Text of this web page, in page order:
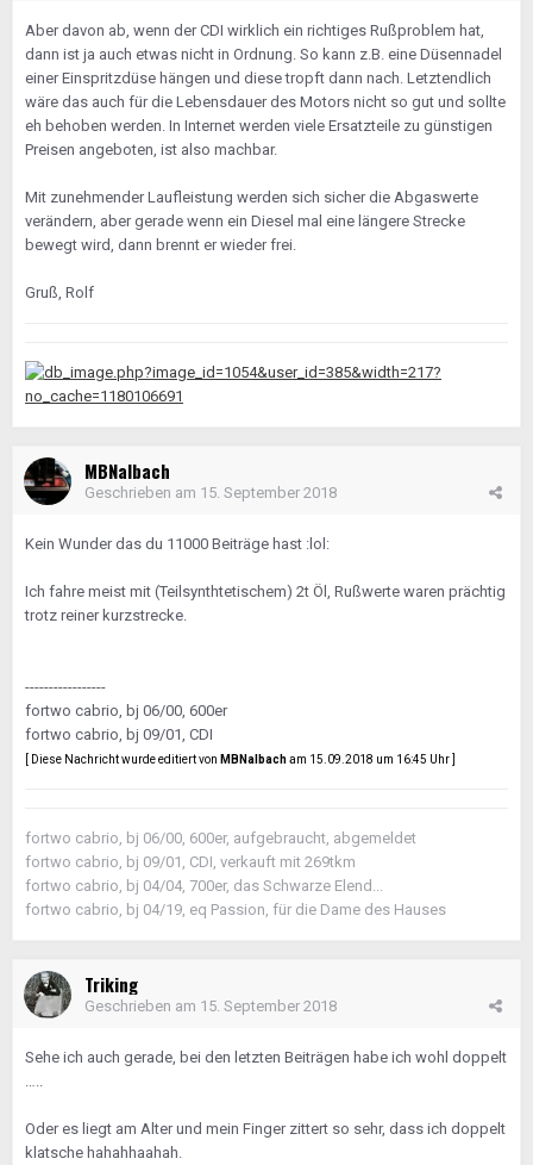
Aber davon ab, wenn der CDI wirklich ein richtiges Rußproblem hat,
dann ist ja auch etwas nicht in Ordnung. So kann z.B. eine Düsennadel
einer Einspritzdüse hängen und diese tropft dann nach. Letztendlich
wäre das auch für die Lebensdauer des Motors nicht so gut und sollte
eh behoben werden. In Internet werden viele Ersatzteile zu günstigen
Preisen angeboten, ist also machbar.
Mit zunehmender Laufleistung werden sich sicher die Abgaswerte
verändern, aber gerade wenn ein Diesel mal eine längere Strecke
bewegt wird, dann brennt er wieder frei.
Gruß, Rolf
MBNalbach
Geschrieben am 15. September 2018
Kein Wunder das du 11000 Beiträge hast :lol:
Ich fahre meist mit (Teilsynthtetischem) 2t Öl, Rußwerte waren prächtig
trotz reiner kurzstrecke.
-----------------
fortwo cabrio, bj 06/00, 600er
fortwo cabrio, bj 09/01, CDI
[ Diese Nachricht wurde editiert von MBNalbacham 15.09.2018 um 16:45 Uhr ]
fortwo cabrio, bj 06/00, 600er, aufgebraucht, abgemeldet
fortwo cabrio, bj 09/01, CDI, verkauft mit 269tkm
fortwo cabrio, bj 04/04, 700er, das Schwarze Elend...
fortwo cabrio, bj 04/19, eq Passion, für die Dame des Hauses
Triking
Geschrieben am 15. September 2018
Sehe ich auch gerade, bei den letzten Beiträgen habe ich wohl doppelt
Oder es liegt am Alter und mein Finger zittert so sehr, dass ich doppelt
klatsche hahahhaahah.